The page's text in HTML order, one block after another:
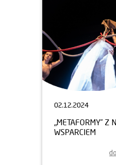
02.12.2024
„METAFORMY” Z
WSPARCIEM